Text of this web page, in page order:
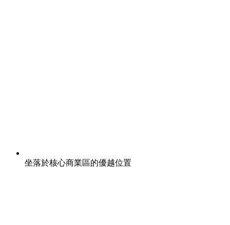
坐落於核心商業區的優越位置